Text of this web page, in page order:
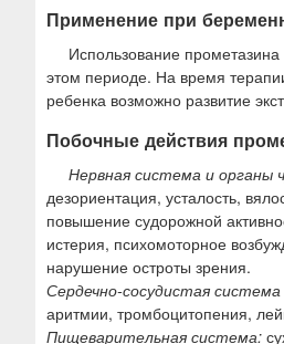
Применение при
Использование
этом периоде. На время
ребенка возможно развитие
Побочные действия
Нервная система и органы
дезориентация, усталость,
повышение судорожной
истерия, психомоторное
нарушение остроты зрения.
Сердечно-сосудистая система
аритмии, тромбоцитопения,
Пищеварительная система: